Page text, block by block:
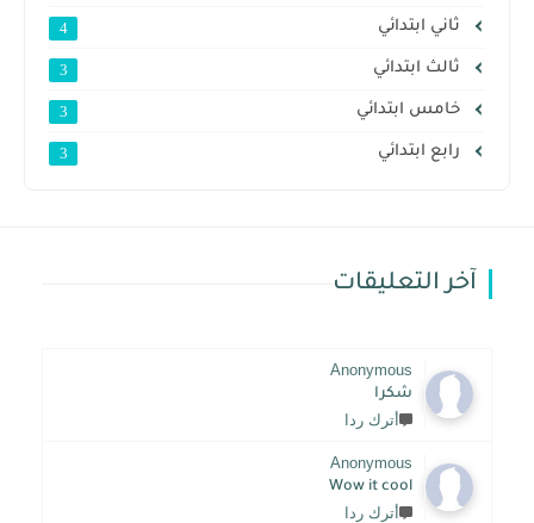
ثاني ابتدائي 4
ثالث ابتدائي 3
خامس ابتدائي 3
رابع ابتدائي 3
آخر التعليقات
Anonymous
شكرا
أترك ردا
Anonymous
Wow it cool
أترك ردا